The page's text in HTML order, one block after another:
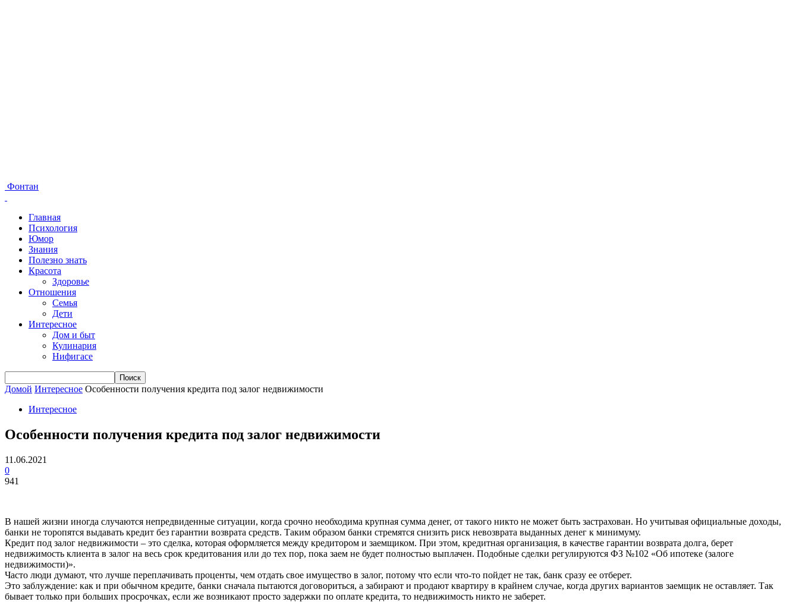
Фонтан
Главная
Психология
Юмор
Знания
Полезно знать
Красота
Здоровье
Отношения
Семья
Дети
Интересное
Дом и быт
Кулинария
Нифигасе
Домой Интересное Особенности получения кредита под залог недвижимости
Интересное
Особенности получения кредита под залог недвижимости
11.06.2021
0
941
В нашей жизни иногда случаются непредвиденные ситуации, когда срочно необходима крупная сумма денег, от такого никто не может быть застрахован. Но учитывая официальные доходы,
банки не торопятся выдавать кредит без гарантии возврата средств. Таким образом банки стремятся снизить риск невозврата выданных денег к минимуму.
Кредит под залог недвижимости – это сделка, которая оформляется между кредитором и заемщиком. При этом, кредитная организация, в качестве гарантии возврата долга, берет
недвижимость клиента в залог на весь срок кредитования или до тех пор, пока заем не будет полностью выплачен. Подобные сделки регулируются ФЗ №102 «Об ипотеке (залоге
недвижимости)».
Часто люди думают, что лучше переплачивать проценты, чем отдать свое имущество в залог, потому что если что-то пойдет не так, банк сразу ее отберет.
Это заблуждение: как и при обычном кредите, банки сначала пытаются договориться, а забирают и продают квартиру в крайнем случае, когда других вариантов заемщик не оставляет. Так
бывает только при больших просрочках, если же возникают просто задержки по оплате кредита, то недвижимость никто не заберет.